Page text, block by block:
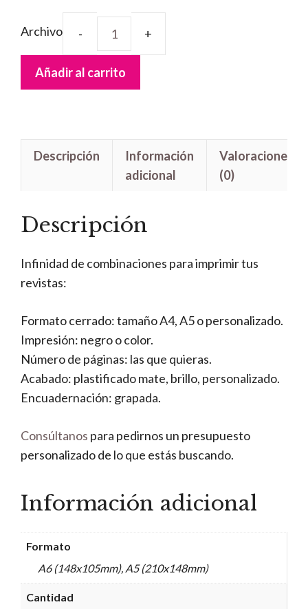
Archivo
cantidad
Añadir al carrito
Descripción
Información
adicional
Valoraciones
(0)
Descripción
Infinidad de combinaciones para imprimir tus
revistas:
Formato cerrado: tamaño A4, A5 o personalizado.
Impresión: negro o color.
Número de páginas: las que quieras.
Acabado: plastificado mate, brillo, personalizado.
Encuadernación: grapada.
Consúltanos para pedirnos un presupuesto
personalizado de lo que estás buscando.
Información adicional
Formato
A6 (148x105mm), A5 (210x148mm)
Cantidad